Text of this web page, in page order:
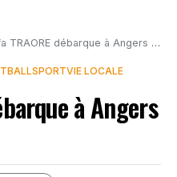
TRAORE débarque à Angers SCO
SPORTVIE LOCALE
à Angers